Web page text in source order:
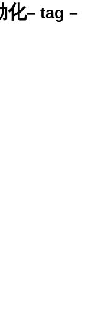
化– tag –